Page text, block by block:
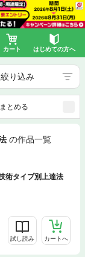
カート はじめての方へ
絞り込み
とめる
の作品一覧
術タイプ別上達法
試し読み カートへ